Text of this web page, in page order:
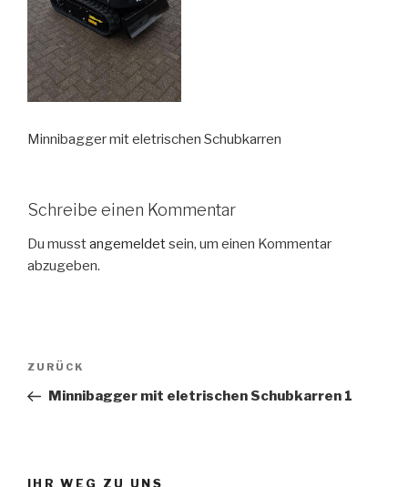
Minnibagger mit eletrischen Schubkarren
Schreibe einen Kommentar
Du musstangemeldetsein, um einen Kommentar
abzugeben.
Beitragsnavigation
Vorheriger
Beitrag
ZURÜCK
Minnibagger mit eletrischen Schubkarren 1
IHR WEG ZU UNS